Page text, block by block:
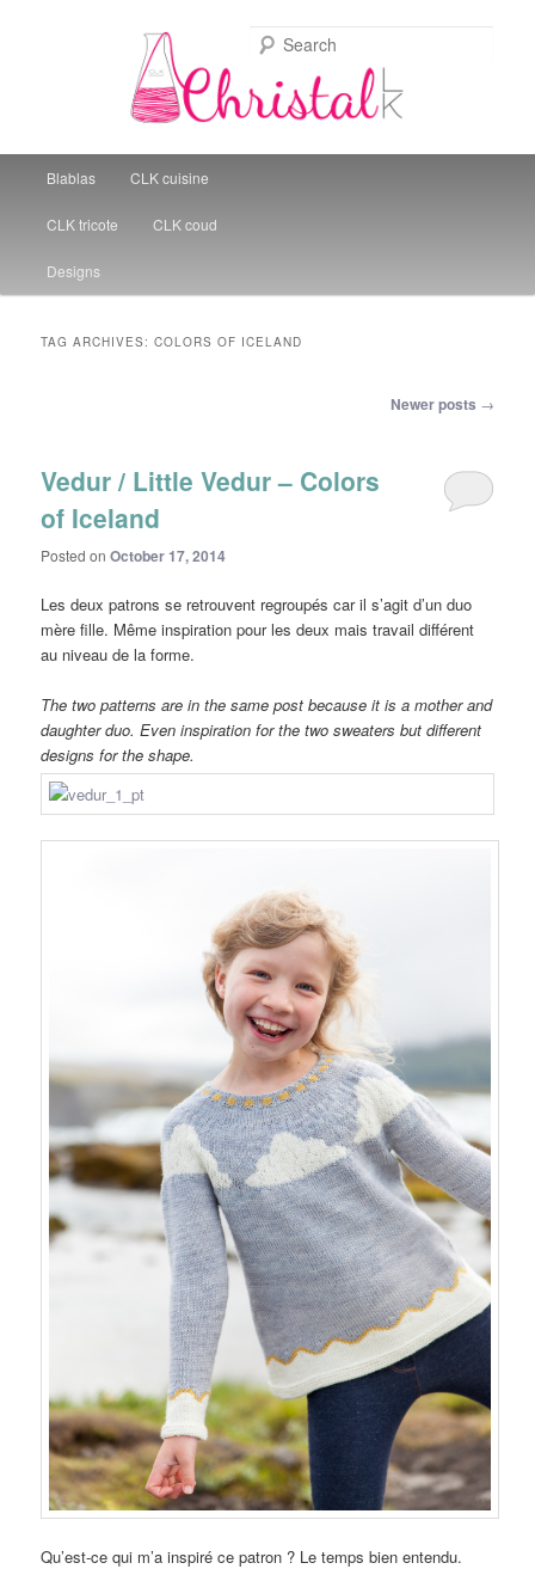
Christal Little Kitchen
Skip to primary content
Skip to secondary content
Blablas CLK cuisine
CLK tricote CLK coud
Designs
TAG ARCHIVES:COLORS OF ICELAND
Newer posts →
Vedur / Little Vedur – Colors
of Iceland
Posted onOctober 17, 2014
Les deux patrons se retrouvent regroupés car il s’agit d’un duo
mère fille. Même inspiration pour les deux mais travail différent
au niveau de la forme.
The two patterns are in the same post because it is a mother and
daughter duo. Even inspiration for the two sweaters but different
designs for the shape.
Qu’est-ce qui m’a inspiré ce patron ? Le temps bien entendu.